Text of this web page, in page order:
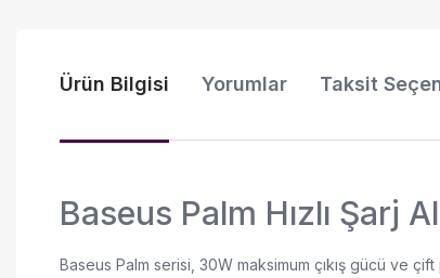
Ürün Bilgisi Yorumlar Taksit
Baseus Palm Hızlı Şarj
Baseus Palm serisi, 30W maksimum çıkış gücü ve